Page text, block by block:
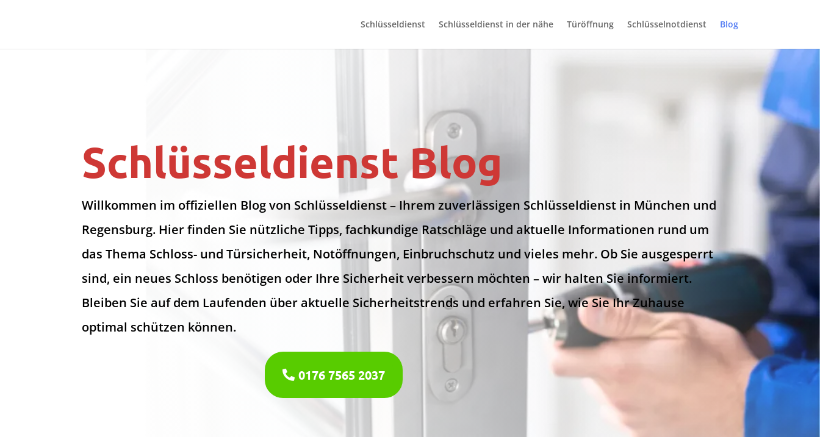
Schlüsseldienst Schlüsseldienst in der nähe Türöffnung Schlüsselnotdienst Blog
Schlüsseldienst Blog
Willkommen im offiziellen Blog von Schlüsseldienst – Ihrem zuverlässigen Schlüsseldienst in München und
Regensburg. Hier finden Sie nützliche Tipps, fachkundige Ratschläge und aktuelle Informationen rund um
das Thema Schloss- und Türsicherheit, Notöffnungen, Einbruchschutz und vieles mehr. Ob Sie ausgesperrt
sind, ein neues Schloss benötigen oder Ihre Sicherheit verbessern möchten – wir halten Sie informiert.
Bleiben Sie auf dem Laufenden über aktuelle Sicherheitstrends und erfahren Sie, wie Sie Ihr Zuhause
optimal schützen können.
0176 7565 2037